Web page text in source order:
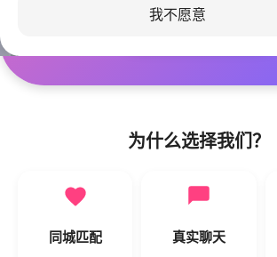
我不愿意
立即下载
为什么选择我们？
同城匹配 真实聊天